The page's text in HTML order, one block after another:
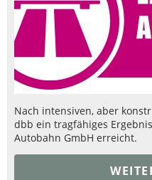
Nach intensiven, aber
dbb ein tragfähiges
Autobahn GmbH erreicht.